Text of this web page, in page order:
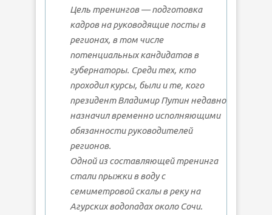
Цель тренингов — подготовка
кадров на руководящие посты в
регионах, в том числе
потенциальных кандидатов в
губернаторы. Среди тех, кто
проходил курсы, были и те, кого
президент Владимир Путин недавно
назначил временно исполняющими
обязанности руководителей
регионов.
Одной из составляющей тренинга
стали прыжки в воду с
семиметровой скалы в реку на
Агурских водопадах около Сочи.